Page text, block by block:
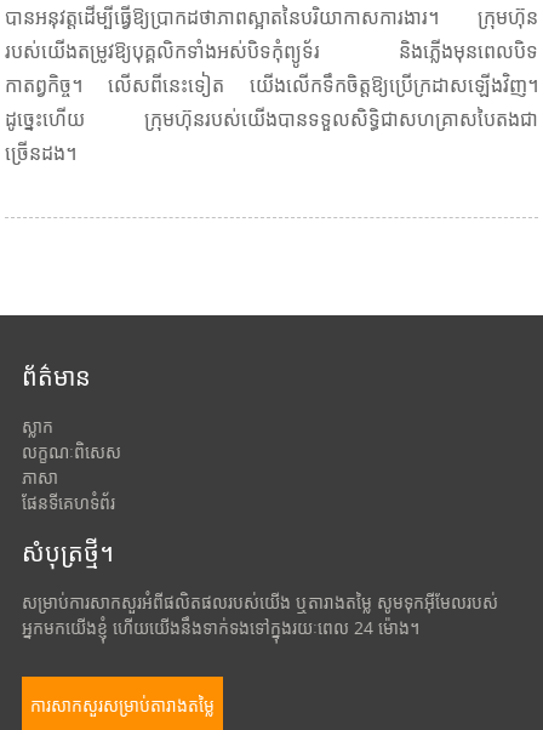
បានអនុវត្តដើម្បីធ្វើឱ្យប្រាកដថាភាពស្អាតនៃបរិយាកាសការងារ។ ក្រុមហ៊ុន
របស់យើងតម្រូវឱ្យបុគ្គលិកទាំងអស់បិទកុំព្យូទ័រ និងភ្លើងមុនពេលបិទ
កាតព្វកិច្ច។ លើសពីនេះទៀត យើងលើកទឹកចិត្តឱ្យប្រើក្រដាសឡើងវិញ។
ដូច្នេះហើយ ក្រុមហ៊ុនរបស់យើងបានទទួលសិទ្ធិជាសហគ្រាសបៃតងជា
ច្រើនដង។
ព័ត៌មាន
ស្លាក
លក្ខណៈពិសេស
ភាសា
ផែនទីគេហទំព័រ
សំបុត្រថ្មី។
សម្រាប់ការសាកសួរអំពីផលិតផលរបស់យើង ឬតារាងតម្លៃ សូមទុកអ៊ីមែលរបស់
អ្នកមកយើងខ្ញុំ ហើយយើងនឹងទាក់ទងទៅក្នុងរយៈពេល 24 ម៉ោង។
ការសាកសួរសម្រាប់តារាងតម្លៃ